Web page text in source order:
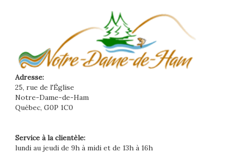
Adresse:
25, rue de l'Église
Notre-Dame-de-Ham
Québec, G0P 1C0
Service à la clientèle:
lundi au jeudi de 9h à midi et de 13h à 16h